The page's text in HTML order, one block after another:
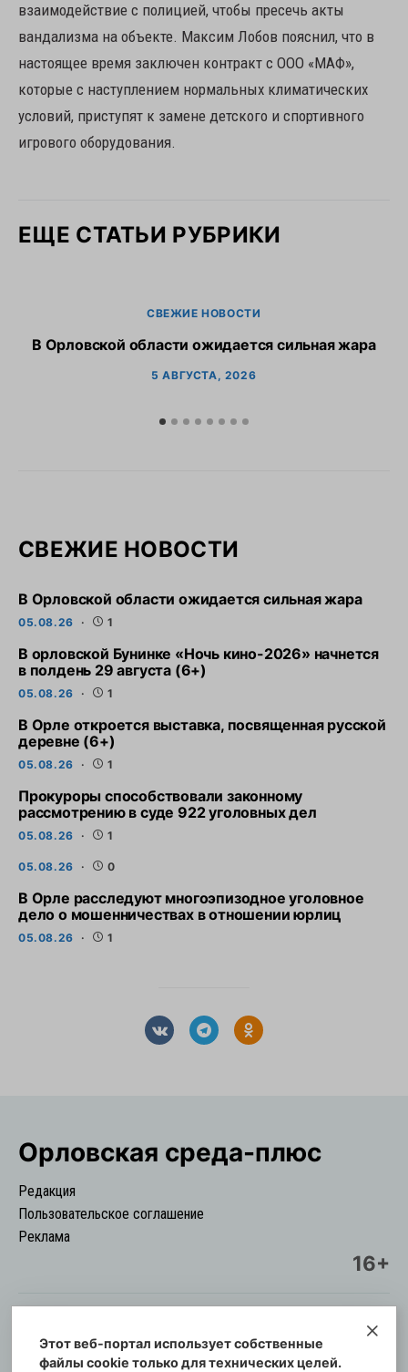
взаимодействие с полицией, чтобы пресечь акты
вандализма на объекте. Максим Лобов пояснил, что в
настоящее время заключен контракт с ООО «МАФ»,
которые с наступлением нормальных климатических
условий, приступят к замене детского и спортивного
игрового оборудования.
ЕЩЕ СТАТЬИ РУБРИКИ
СВЕЖИЕ НОВОСТИ
В Орловской области ожидается сильная жара
5 АВГУСТА, 2026
СВЕЖИЕ НОВОСТИ
В Орловской области ожидается сильная жара
05.08.26 1
В орловской Бунинке «Ночь кино-2026» начнется
в полдень 29 августа (6+)
05.08.26 1
В Орле откроется выставка, посвященная русской
деревне (6+)
05.08.26 1
Прокуроры способствовали законному
рассмотрению в суде 922 уголовных дел
05.08.26 1
05.08.26 0
В Орле расследуют многоэпизодное уголовное
дело о мошенничествах в отношении юрлиц
05.08.26 1
Орловская cреда-плюс
Редакция
Пользовательское соглашение
Реклама
16+
© Информационный городской портал
Этот веб-портал использует собственные
файлы cookie только для технических целей.